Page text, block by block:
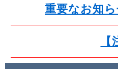
重要なお知